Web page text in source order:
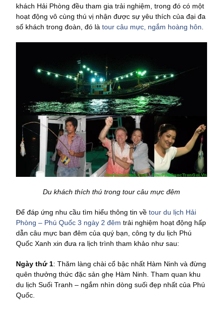
khách Hải Phòng đều tham gia trải nghiệm, trong đó có một
hoạt động vô cùng thú vị nhận được sự yêu thích của đại đa
số khách trong đoàn, đó là tour câu mực, ngắm hoàng hôn
Du khách thích thú trong tour câu mực đêm
Để đáp ứng nhu cầu tìm hiểu thông tin về tour du lịch Hải
Phòng – Phú Quốc 3 ngày 2 đêm trải nghiệm hoạt động hấp
dẫn câu mực ban đêm của quý bạn, công ty du lịch Phú
Quốc Xanh xin đưa ra lịch trình tham khảo như sau:
Ngày thứ 1: Thăm làng chài cổ bậc nhất Hàm Ninh và đừng
quên thưởng thức đặc sản ghẹ Hàm Ninh. Tham quan khu
du lịch Suối Tranh – ngắm nhìn dòng suối đẹp nhất của Phú
Quốc.